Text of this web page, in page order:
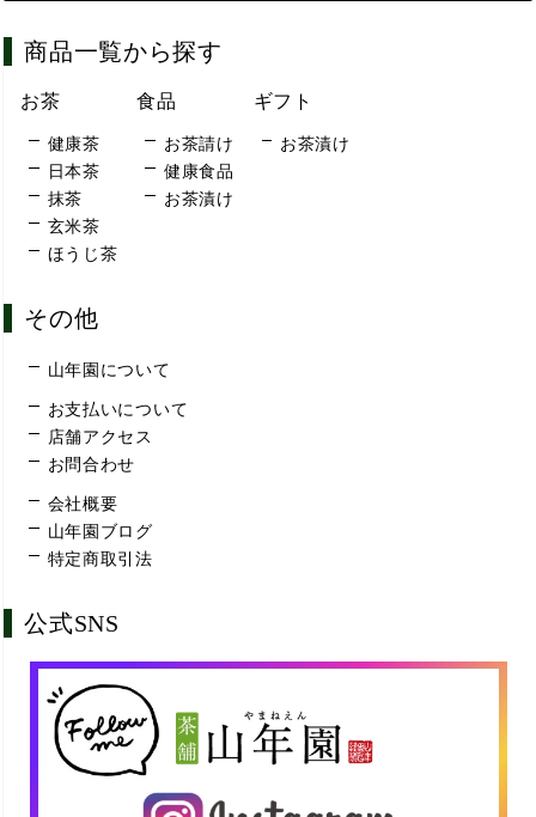
商品一覧から探す
お茶
健康茶
日本茶
抹茶
玄米茶
ほうじ茶
食品
お茶請け
健康食品
お茶漬け
ギフト
お茶漬け
その他
山年園について
お支払いについて
店舗アクセス
お問合わせ
会社概要
山年園ブログ
特定商取引法
公式SNS